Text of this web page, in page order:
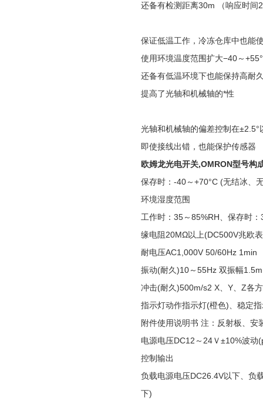
还备有检测距离30m （响应时间
保证低温工作，冷冻仓库中也能
使用环境温度范围扩大−40～
还备有低温环境下也能保持高耐
提高了光轴和机械轴的*性
光轴和机械轴的偏差控制在
即使接线出错，也能保护传感器
欧姆龙光电开关,OMRON型号构
保存时：-40～+70°C (无结冰、
环境湿度范围
工作时：35～85%RH、保存时
缘电阻20MΩ以上(DC500V兆欧
耐电压AC1,000V 50/60Hz 1min
振动(耐久)10～55Hz 双振幅
冲击(耐久)500m/s2 X、Y、Z各
指示灯动作指示灯(橙色)、稳定
附件使用说明书 注：反射板、安
电源电压DC12～24Ｖ±10%波动
控制输出
负载电源电压DC26.4V以下、负
下)